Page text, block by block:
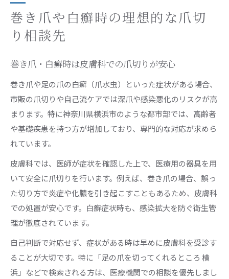
巻き爪や白癬時の理想的な爪切
り相談先
巻き爪・白癬時は皮膚科での爪切りが安心
巻き爪や足の爪の白癬（爪水虫）といった症状がある場合、
市販の爪切りや自己流ケアでは深爪や感染悪化のリスクが高
まります。特に神奈川県横浜市のような都市部では、高齢者
や基礎疾患を持つ方が増加しており、専門的な対応が求めら
れています。
皮膚科では、医師が症状を確認した上で、医療用の器具を用
いて安全に爪切りを行います。例えば、巻き爪の場合、誤っ
た切り方で炎症や化膿を引き起こすこともあるため、皮膚科
での処置が安心です。白癬症状時も、感染拡大を防ぐ衛生管
理が徹底されています。
自己判断で対応せず、症状がある時は早めに皮膚科を受診す
ることが大切です。特に「足の爪を切ってくれるところ 横
浜」などで検索される方は、医療機関での相談を優先しまし